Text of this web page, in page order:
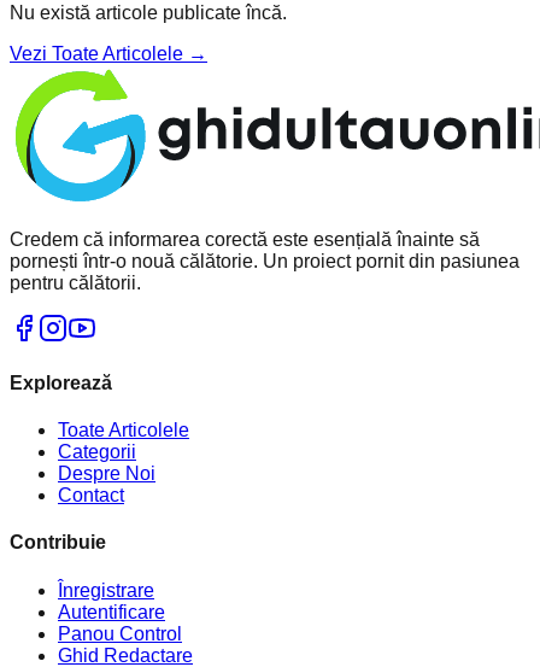
Nu există articole publicate încă.
Vezi Toate Articolele →
Credem că informarea corectă este esențială înainte să
pornești într-o nouă călătorie. Un proiect pornit din pasiunea
pentru călătorii.
Explorează
Toate Articolele
Categorii
Despre Noi
Contact
Contribuie
Înregistrare
Autentificare
Panou Control
Ghid Redactare